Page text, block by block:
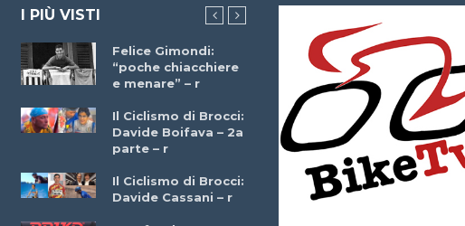
I PIÙ VISTI
Felice Gimondi:
“poche chiacchiere
e menare” – r
Il Ciclismo di Brocci:
Davide Boifava – 2a
parte – r
Il Ciclismo di Brocci:
Davide Cassani – r
Brocci Incontra
Giuseppe Martinelli
– r
Che cos’è il
triathlon? Con
Simone Diamantini
– r